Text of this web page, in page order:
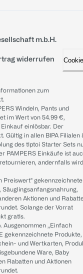
m.b.H.
widerrufen
zum
Windeln, Pants und
im Wert von 54.99 €,
einlösbar. Der
Gültig in allen BIPA Filialen
des tiptoi Starter Sets
PAMPERS Einkäufe ist
andernfalls wird
Preiswert" gekennzeichnete
Aktionen und
Solange der Vorrat
gratis.
Ausgenommen „Einfach
gekennzeichnete Produkte,
und Wertkarten,
Ware, Baby
Rabatten und Aktionen